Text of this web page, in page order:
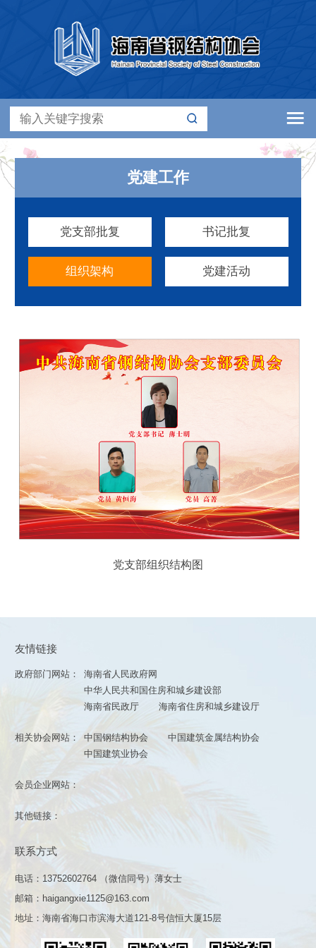
党建工作
党支部批复 书记批复
组织架构 党建活动
党支部组织结构图
友情链接
政府部门网站：
海南省人民政府网
中华人民共和国住房和城乡建设部
海南省民政厅
海南省住房和城乡建设厅
相关协会网站： 中国钢结构协会
中国建筑金属结构协会
中国建筑业协会
会员企业网站：
其他链接：
联系方式
电话：13752602764 （微信同号）薄女士
邮箱：haigangxie1125@163.com
地址：海南省海口市滨海大道121-8号信恒大厦15层